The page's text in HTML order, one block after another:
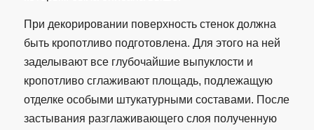
При декорировании поверхность стенок должна
быть кропотливо подготовлена. Для этого на ней
заделывают все глубочайшие выпуклости и
кропотливо сглаживают площадь, подлежащую
отделке особыми штукатурными составами. После
застывания разглаживающего слоя полученную